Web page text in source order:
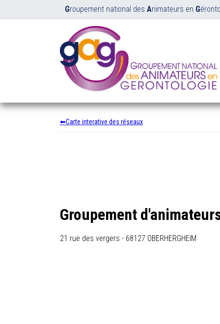
Groupement national des Animateurs en G
Carte interative des réseaux
Groupement
21 rue des vergers - 68127 OBERHERGHEIM